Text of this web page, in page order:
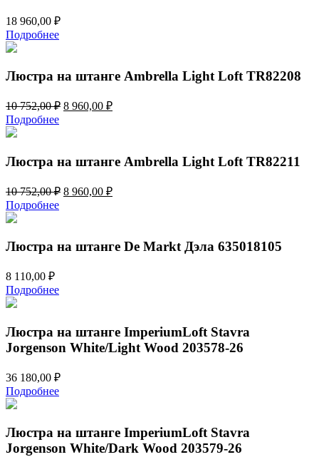
18 960,00 ₽
Подробнее
Люстра на штанге Ambrella Light Loft TR82208
10 752,00₽ Первоначальная
8 960,00 ₽Текущая
Подробнее
Люстра на штанге Ambrella Light Loft TR82211
10 752,00₽ Первоначальная
752,00 ₽.
8 960,00 ₽Текущая
Подробнее
Люстра на штанге De Markt Дэла 635018105
8 110,00 ₽
Подробнее
Люстра на штанге ImperiumLoft Stavra
Jorgenson White/Light Wood 203578-26
36 180,00 ₽
Подробнее
Люстра на штанге ImperiumLoft Stavra
Jorgenson White/Dark Wood 203579-26